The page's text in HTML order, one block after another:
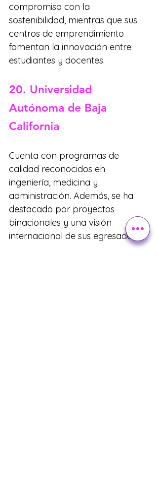
compromiso con la
sostenibilidad, mientras que sus
centros de emprendimiento
fomentan la innovación entre
estudiantes y docentes.
20. Universidad
Autónoma de Baja
California
Cuenta con programas de
calidad reconocidos en
ingeniería, medicina y
administración. Además, se ha
destacado por proyectos
binacionales y una visión
internacional de sus egresados.